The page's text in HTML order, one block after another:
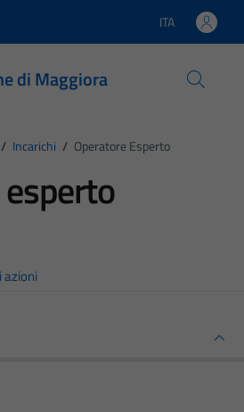
Lingua attiva:
ITA
di Maggiora
/ Incarichi / Operatore Esperto
azioni